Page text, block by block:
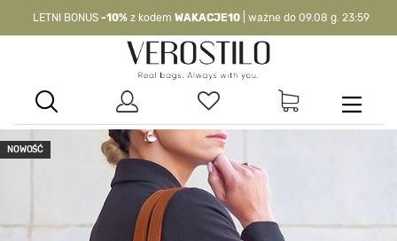
LETNI BONUS -10% z kodem WAKACJE10 | ważne do 09.08 g. 23:59
WAKACJE10| nie dotyczy produktów z flagą OKAZJA >
NOWOŚĆ